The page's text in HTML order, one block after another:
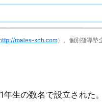
mates-sch.com）。個別指導塾
生の数名で設立された